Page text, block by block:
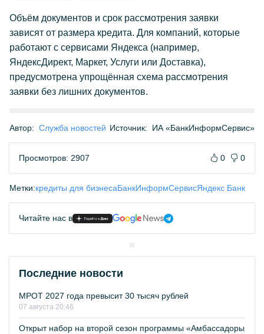
Объём документов и срок рассмотрения заявки
зависят от размера кредита. Для компаний, которые
работают с сервисами Яндекса (например,
ЯндексДирект, Маркет, Услуги или Доставка),
предусмотрена упрощённая схема рассмотрения
заявки без лишних документов.
Автор: Служба новостей Источник: ИА «БанкИнформСервис»
Просмотров: 2907 0 0
Метки:кредиты для бизнесаБанкИнформСервисЯндекс Банк
Читайте нас в
Последние новости
МРОТ 2027 года превысит 30 тысяч рублей
07 августа 20:46
Открыт набор на второй сезон программы «Амбассадоры